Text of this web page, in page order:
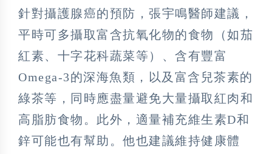
針對攝護腺癌的預防，張宇鳴醫師建議，
平時可多攝取富含抗氧化物的食物（如茄
紅素、十字花科蔬菜等）、含有豐富
Omega-3的深海魚類，以及富含兒茶素的
綠茶等，同時應盡量避免大量攝取紅肉和
高脂肪食物。此外，適量補充維生素D和
鋅可能也有幫助。他也建議維持健康體